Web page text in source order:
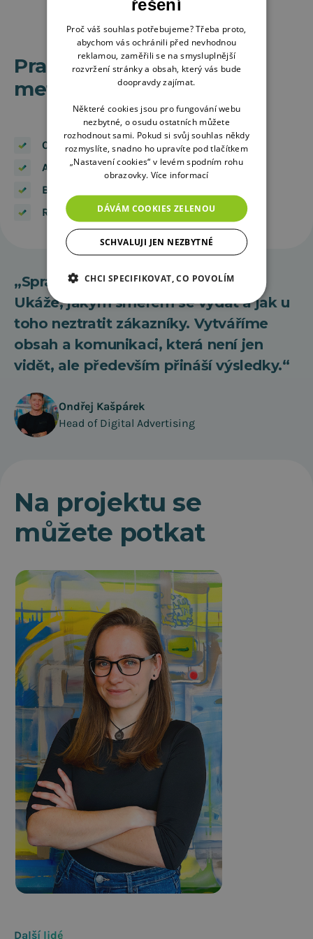
Pracujeme s o věřenými
metodami
Customer journey mapping
Audience & sentiment analýzy
Benchmarking konkurence
Redakční a komunikační kalendáře
„Správná strategie je jako kompas.
Ukáže, jakým směrem se vydat a jak u
toho neztratit zákazníky. Vytváříme
obsah a komunikaci, která není jen
vidět, ale především přináší výsledky.“
Ondřej Kašpárek
Head of Digital Advertising
Na projektu se
můžete potkat
Šmerdová
Další lidé
řešení
Proč váš souhlas potřebujeme? Třeba proto,
abychom vás ochránili před nevhodnou
reklamou, zaměřili se na smysluplnější
rozvržení stránky a obsah, který vás bude
doopravdy zajímat.
Některé cookies jsou pro fungování webu
nezbytné, o osudu ostatních můžete
rozhodnout sami. Pokud si svůj souhlas někdy
rozmyslíte, snadno ho upravíte pod tlačítkem
„Nastavení cookies“ v levém spodním rohu
obrazovky. Více informací
DÁVÁM COOKIES ZELENOU
SCHVALUJI JEN NEZBYTNÉ
CHCI SPECIFIKOVAT, CO POVOLÍM